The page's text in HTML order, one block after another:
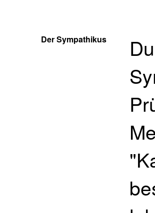
Der Sympathikus